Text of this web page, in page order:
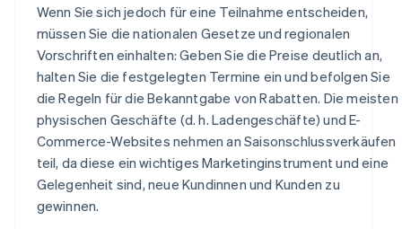
Wenn Sie sich jedoch für eine Teilnahme entscheiden,
müssen Sie die nationalen Gesetze und regionalen
Vorschriften einhalten: Geben Sie die Preise deutlich an,
halten Sie die festgelegten Termine ein und befolgen Sie
die Regeln für die Bekanntgabe von Rabatten. Die meisten
physischen Geschäfte (d. h. Ladengeschäfte) und E-
Commerce-Websites nehmen an Saisonschlussverkäufen
teil, da diese ein wichtiges Marketinginstrument und eine
Gelegenheit sind, neue Kundinnen und Kunden zu
gewinnen.